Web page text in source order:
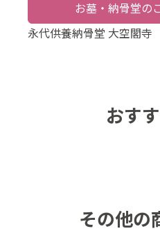
お墓・納骨堂の
永代供養納骨堂 大空閣寺
おす
その他の